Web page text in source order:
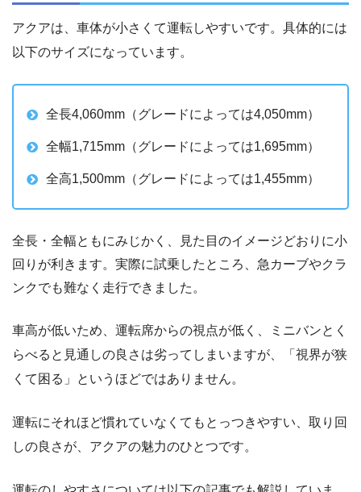
アクアは、車体が小さくて運転しやすいです。具体的には
以下のサイズになっています。
全長4,060mm（グレードによっては4,050mm）
全幅1,715mm（グレードによっては1,695mm）
全高1,500mm（グレードによっては1,455mm）
全長・全幅ともにみじかく、見た目のイメージどおりに小
回りが利きます。実際に試乗したところ、急カーブやクラ
ンクでも難なく走行できました。
車高が低いため、運転席からの視点が低く、ミニバンとく
らべると見通しの良さは劣ってしまいますが、「視界が狭
くて困る」というほどではありません。
運転にそれほど慣れていなくてもとっつきやすい、取り回
しの良さが、アクアの魅力のひとつです。